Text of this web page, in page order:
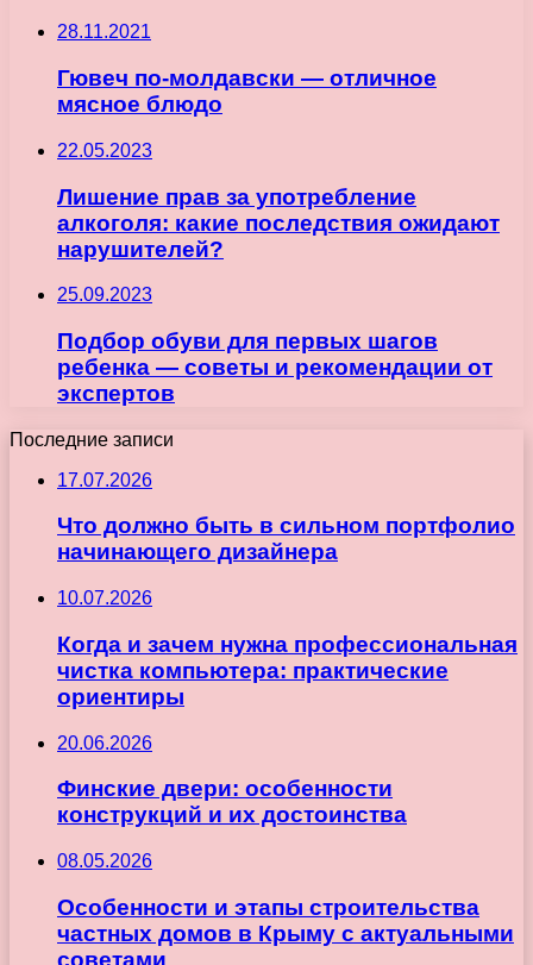
28.11.2021
Гювеч по-молдавски — отличное
мясное блюдо
22.05.2023
Лишение прав за употребление
алкоголя: какие последствия ожидают
нарушителей?
25.09.2023
Подбор обуви для первых шагов
ребенка — советы и рекомендации от
экспертов
Последние записи
17.07.2026
Что должно быть в сильном портфолио
начинающего дизайнера
10.07.2026
Когда и зачем нужна профессиональная
чистка компьютера: практические
ориентиры
20.06.2026
Финские двери: особенности
конструкций и их достоинства
08.05.2026
Особенности и этапы строительства
частных домов в Крыму с актуальными
советами